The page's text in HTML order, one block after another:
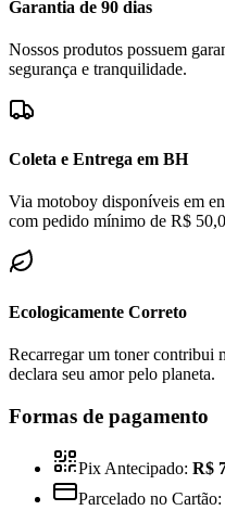
Garantia de 90 dias
Nossos produtos possuem
segurança e tranquilidade.
Coleta e Entrega em BH
Via motoboy disponíveis em
com pedido mínimo de R$
Ecologicamente Correto
Recarregar um toner contribui
declara seu amor pelo planeta.
Formas de pagamento
Pix Antecipado: R$
Parcelado no Cartão: